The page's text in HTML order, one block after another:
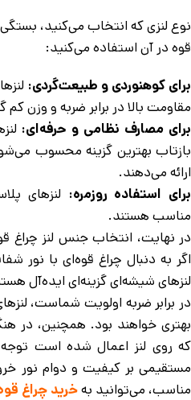
نوع لنزی که انتخاب می‌کنید،
قوه در آن استفاده می‌کنید:
برای کوهنوردی و طبیعت‌گردی:
مقاومت بالا در برابر ضربه و وزن کم
برای مصارف نظامی و حرفه‌ای:
بازتاب بهترین گزینه محسوب
ارائه می‌دهند.
برای استفاده روزمره: لنزهای
مناسب هستند.
در نهایت، انتخاب جنس لنز چراغ
اگر به دنبال چراغ قوه‌ای با نور
لنزهای شیشه‌ای گزینه‌ای ایده‌آل
در برابر ضربه اولویت شماست،
بهتری خواهند بود. همچنین، در
که روی لنز اعمال شده است توجه
مستقیمی بر کیفیت و دوام نور
مناسب، می‌توانید بهخرید چراغ